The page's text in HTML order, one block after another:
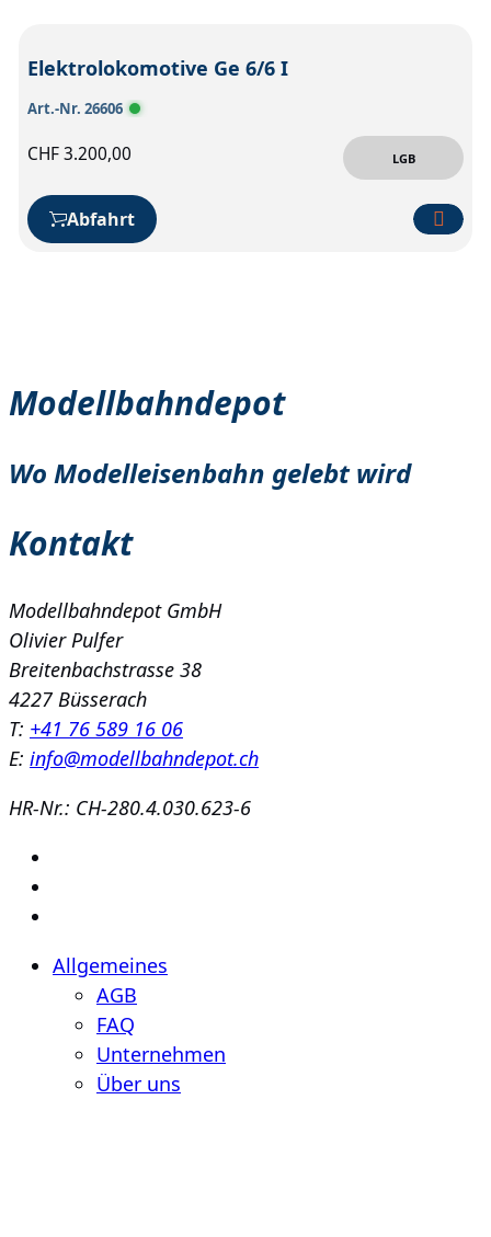
Elektrolokomotive Ge 6/6 I
Art.-Nr. 26606
CHF3.200,00 LGB
Abfahrt
Modellbahndepot
Wo Modelleisenbahn gelebt wird
Kontakt
Modellbahndepot GmbH
Olivier Pulfer
Breitenbachstrasse 38
4227 Büsserach
T: +41 76 589 16 06
E: info@modellbahndepot.ch
HR-Nr.: CH-280.4.030.623-6
Allgemeines
AGB
FAQ
Unternehmen
Über uns